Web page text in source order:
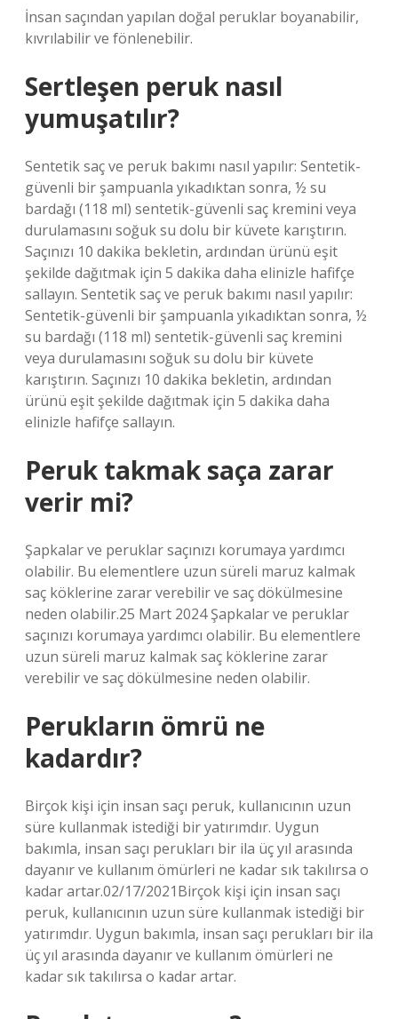
İnsan saçından yapılan doğal peruklar boyanabilir,
kıvrılabilir ve fönlenebilir.
Sertleşen peruk nasıl
yumuşatılır?
Sentetik saç ve peruk bakımı nasıl yapılır: Sentetik-
güvenli bir şampuanla yıkadıktan sonra, ½ su
bardağı (118 ml) sentetik-güvenli saç kremini veya
durulamasını soğuk su dolu bir küvete karıştırın.
Saçınızı 10 dakika bekletin, ardından ürünü eşit
şekilde dağıtmak için 5 dakika daha elinizle hafifçe
sallayın. Sentetik saç ve peruk bakımı nasıl yapılır:
Sentetik-güvenli bir şampuanla yıkadıktan sonra, ½
su bardağı (118 ml) sentetik-güvenli saç kremini
veya durulamasını soğuk su dolu bir küvete
karıştırın. Saçınızı 10 dakika bekletin, ardından
ürünü eşit şekilde dağıtmak için 5 dakika daha
elinizle hafifçe sallayın.
Peruk takmak saça zarar
verir mi?
Şapkalar ve peruklar saçınızı korumaya yardımcı
olabilir. Bu elementlere uzun süreli maruz kalmak
saç köklerine zarar verebilir ve saç dökülmesine
neden olabilir.25 Mart 2024 Şapkalar ve peruklar
saçınızı korumaya yardımcı olabilir. Bu elementlere
uzun süreli maruz kalmak saç köklerine zarar
verebilir ve saç dökülmesine neden olabilir.
Perukların ömrü ne
kadardır?
Birçok kişi için insan saçı peruk, kullanıcının uzun
süre kullanmak istediği bir yatırımdır. Uygun
bakımla, insan saçı perukları bir ila üç yıl arasında
dayanır ve kullanım ömürleri ne kadar sık ​​takılırsa o
kadar artar.02/17/2021Birçok kişi için insan saçı
peruk, kullanıcının uzun süre kullanmak istediği bir
yatırımdır. Uygun bakımla, insan saçı perukları bir ila
üç yıl arasında dayanır ve kullanım ömürleri ne
kadar sık ​​takılırsa o kadar artar.